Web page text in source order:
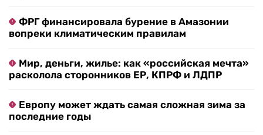
ФРГ финансировала бурение в Амазонии
вопреки климатическим правилам
Мир, деньги, жилье: как «российская мечта»
расколола сторонников ЕР, КПРФ и ЛДПР
Европу может ждать самая сложная зима за
последние годы